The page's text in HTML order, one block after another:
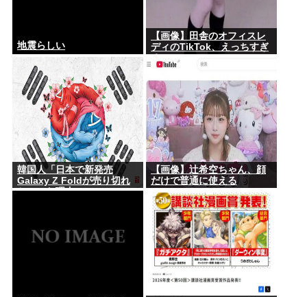
地震らしい
【画像】田舎のオフィスレ
ディのTikTok、えっちすぎ
る
韓国人「日本で新発売
Galaxy Z Foldが売り切れ
ちゃった理由」
【画像】辻希空ちゃん、顔
だけで普通に使える